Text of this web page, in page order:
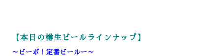
【本日の樽生ビールラインナップ】
～ビーボ！定番ビールー～